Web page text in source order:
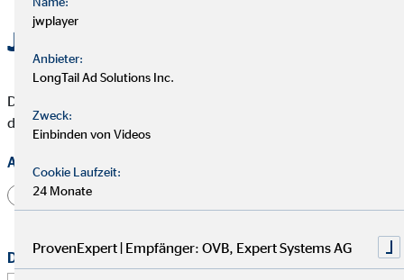
Jetzt bewerben
Die mit * gekennzeichneten Felder müssen ausgefüllt werden,
damit wir Deine Bewerbung bearbeiten können.
Anrede
Herr
Dein vollständiger Name *
jwplayer
Anbieter:
LongTail Ad Solutions Inc.
Zweck:
Einbinden von Videos
Cookie Laufzeit:
24 Monate
ProvenExpert | Empfänger: OVB, Expert Systems AG